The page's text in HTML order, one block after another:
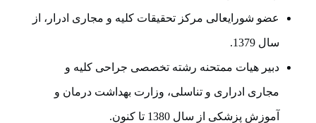
عضو شورایعالی مرکز تحقیقات کلیه و مجاری ادرار، از
سال 1379.
دبیر هیات ممتحنه رشته تخصصی جراحی کلیه و
مجاری ادراری و تناسلی، وزارت بهداشت درمان و
آموزش پزشکی از سال 1380 تا کنون.